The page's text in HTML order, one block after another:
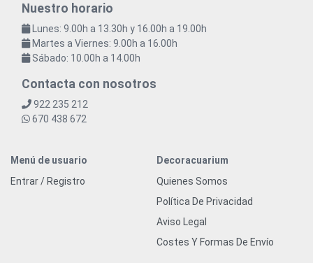
Nuestro horario
Lunes: 9.00h a 13.30h y 16.00h a 19.00h
Martes a Viernes: 9.00h a 16.00h
Sábado: 10.00h a 14.00h
Contacta con nosotros
922 235 212
670 438 672
Menú de usuario
Entrar / Registro
Decoracuarium
Quienes Somos
Política De Privacidad
Aviso Legal
Costes Y Formas De Envío